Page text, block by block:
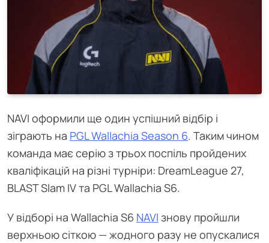
NAVI оформили ще один успішний відбір і
зіграють на PGL Wallachia Season 6. Таким чином
команда має серію з трьох поспіль пройдених
кваліфікацій на різні турніри: DreamLeague 27,
BLAST Slam IV та PGL Wallachia S6.
У відборі на Wallachia S6 NAVI знову пройшли
верхньою сіткою — жодного разу не опускалися